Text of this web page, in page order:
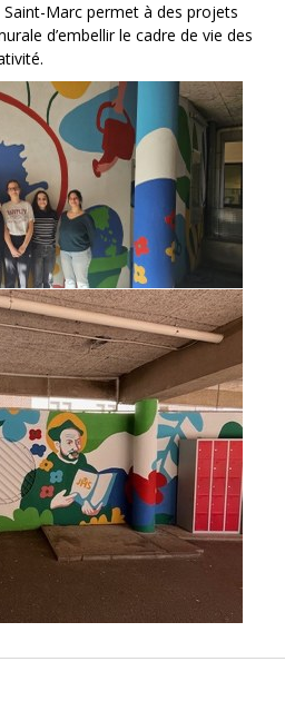
Marc permet à des projets
d’embellir le cadre de vie des